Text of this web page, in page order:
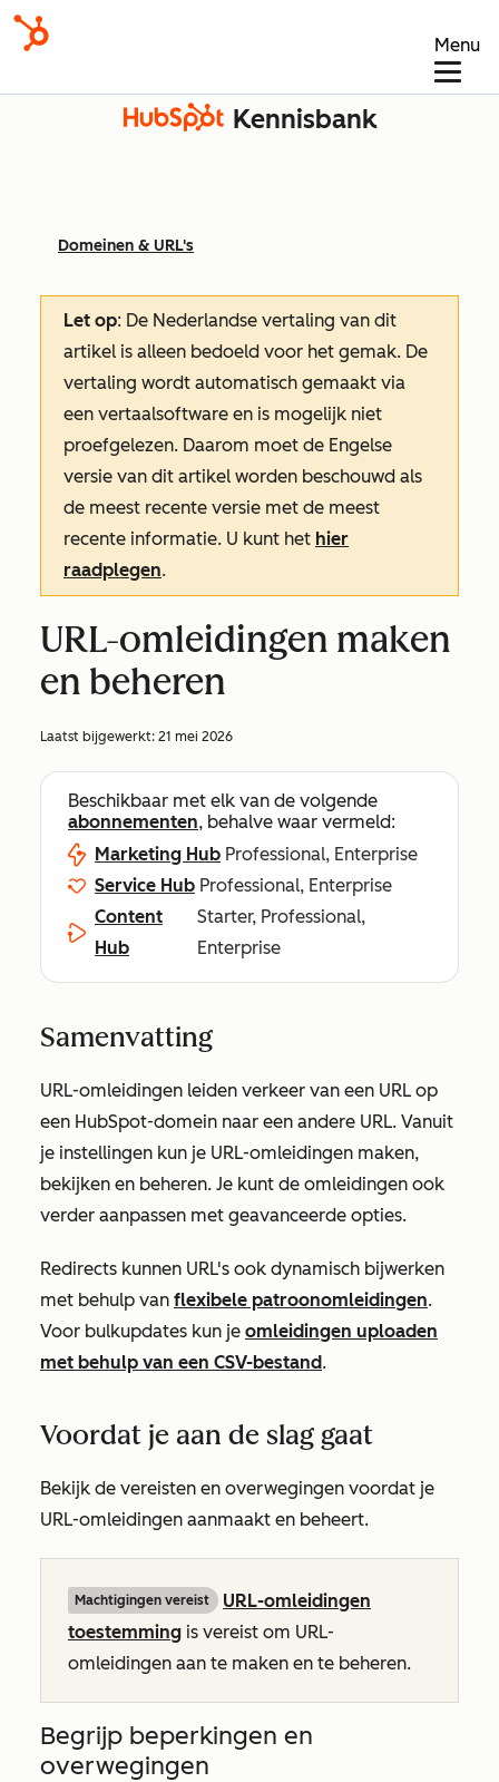
Menu
Kennisbank
Domeinen & URL's
Let op: De Nederlandse vertaling van dit
artikel is alleen bedoeld voor het gemak. De
vertaling wordt automatisch gemaakt via
een vertaalsoftware en is mogelijk niet
proefgelezen. Daarom moet de Engelse
versie van dit artikel worden beschouwd als
de meest recente versie met de meest
recente informatie. U kunt het hier
raadplegen.
URL-omleidingen maken
en beheren
Laatst bijgewerkt: 21 mei 2026
Beschikbaar met elk van de volgende
abonnementen, behalve waar vermeld:
Marketing Hub Professional, Enterprise
Service Hub Professional, Enterprise
Content
Hub
Starter, Professional,
Enterprise
Samenvatting
URL-omleidingen leiden verkeer van een URL op
een HubSpot-domein naar een andere URL. Vanuit
je instellingen kun je URL-omleidingen maken,
bekijken en beheren. Je kunt de omleidingen ook
verder aanpassen met geavanceerde opties.
Redirects kunnen URL's ook dynamisch bijwerken
met behulp van flexibele patroonomleidingen.
Voor bulkupdates kun je omleidingen uploaden
met behulp van een CSV-bestand.
Voordat je aan de slag gaat
Bekijk de vereisten en overwegingen voordat je
URL-omleidingen aanmaakt en beheert.
Machtigingen vereist
URL-omleidingen
toestemming is vereist om URL-
omleidingen aan te maken en te beheren.
Begrijp beperkingen en
overwegingen